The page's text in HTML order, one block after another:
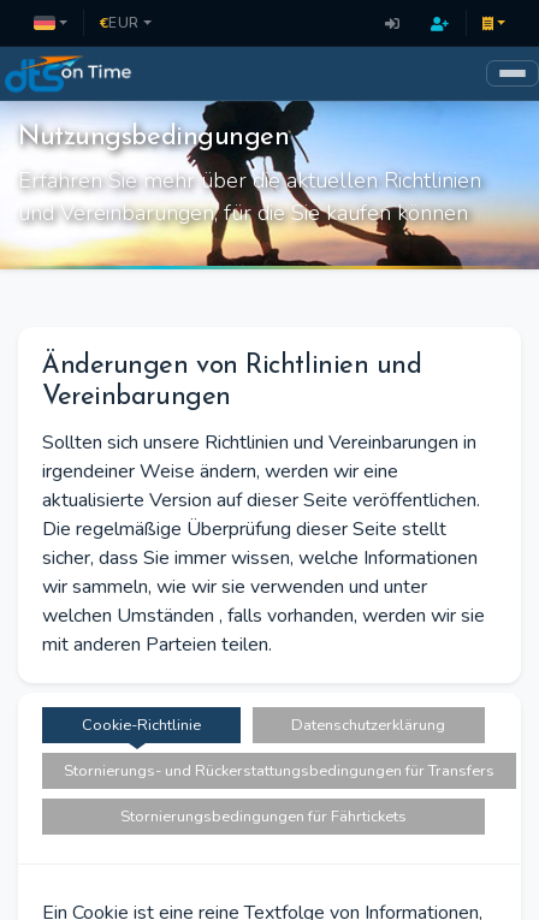
€EUR
Nutzungsbedingungen
Erfahren Sie mehr über die aktuellen Richtlinien
und Vereinbarungen, für die Sie kaufen können
Änderungen von Richtlinien und
Vereinbarungen
Sollten sich unsere Richtlinien und Vereinbarungen in
irgendeiner Weise ändern, werden wir eine
aktualisierte Version auf dieser Seite veröffentlichen.
Die regelmäßige Überprüfung dieser Seite stellt
sicher, dass Sie immer wissen, welche Informationen
wir sammeln, wie wir sie verwenden und unter
welchen Umständen , falls vorhanden, werden wir sie
mit anderen Parteien teilen.
Cookie-Richtlinie Datenschutzerklärung
Stornierungs- und Rückerstattungsbedingungen für Transfers
Stornierungsbedingungen für Fährtickets
Ein Cookie ist eine reine Textfolge von Informationen,